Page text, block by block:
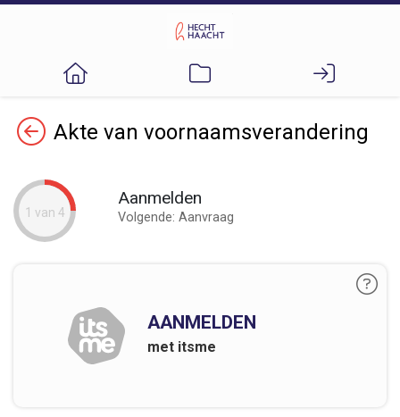
Terug Akte van voornaamsverandering
1 van 4
Aanmelden
Volgende: Aanvraag
AANMELDEN
met itsme